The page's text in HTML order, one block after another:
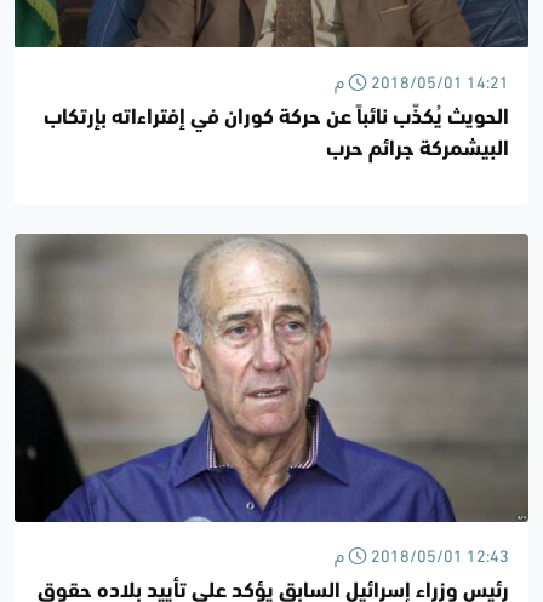
2018/05/01 14:21 م
الحويث يُكذّب نائباً عن حركة كوران في إفتراءاته بإرتكاب
البيشمركة جرائم حرب
2018/05/01 12:43 م
رئيس وزراء إسرائيل السابق يؤكد على تأييد بلاده حقوق